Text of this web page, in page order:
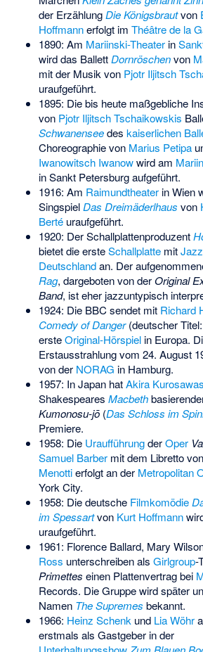
der ErzählungDie Königsbrautvon
Hoffmannerfolgt im Théâtre de la
1890: Am Mariinski-Theaterin
wird das BallettDornröschenvon
mit der Musik von Pjotr Iljitsch
uraufgeführt.
1895: Die bis heute maßgebliche
von Pjotr Iljitsch Tschaikowskis
Schwanenseedes kaiserlichen
Choreographie von Marius Petipa
Iwanowitsch Iwanowwird am
in Sankt Petersburg aufgeführt.
1916: Am Raimundtheaterin Wien
SingspielDas Dreimäderlhaus von
Bertéuraufgeführt.
1920: Der Schallplattenproduzent
bietet die ersteSchallplattemit
Deutschlandan. Der
Rag, dargeboten von derOriginal
Band, ist eher jazzuntypisch
1924: Die BBC sendet mit Richard
Comedy of Danger(deutscher Titel:
ersteOriginal-Hörspielin Europa.
Erstausstrahlung vom 24. August
von der NORAG in Hamburg.
1957: In Japan hatAkira Kurosawas
Shakespeares Macbeth
Kumonosu-jō(Das Schloss im
Premiere.
1958: Die UraufführungderOper
Samuel Barbermit dem Libretto von
Menottierfolgt an der Metropolitan
York City.
1958: Die deutsche Filmkomödie
im Spessartvon Kurt Hoffmann
uraufgeführt.
1961: Florence Ballard, Mary
Ross unterschreiben als Girlgroup-
Primettes einen Plattenvertrag bei
Records. Die Gruppe wird später
Namen The Supremes bekannt.
1966: Heinz Schenkund Lia Wöhr
erstmals als Gastgeber in der